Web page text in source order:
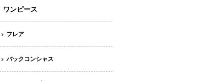
ワンピース
フレア
バックコンシャス